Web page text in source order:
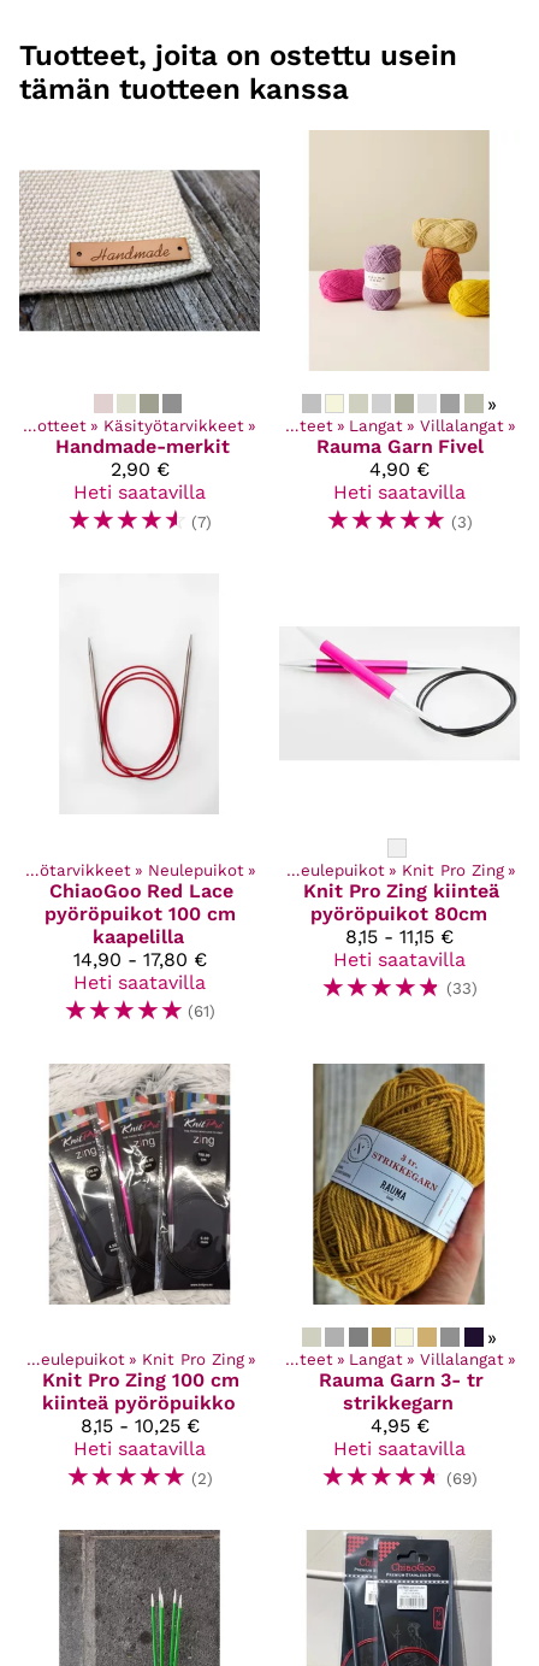
Tuotteet, joita on ostettu usein
tämän tuotteen kanssa
Kaikki tuotteet ‪» Käsityötarvikkeet ‪»
Handmade-merkit
2,90 €
Heti saatavilla
☆☆☆☆☆ (7)
»
Kaikki tuotteet ‪» Langat ‪» Villalangat ‪»
Rauma Garn Fivel
4,90 €
Heti saatavilla
☆☆☆☆☆ (3)
Käsityötarvikkeet ‪» Neulepuikot ‪»
ChiaoGoo Red Lace
pyöröpuikot 100 cm
kaapelilla
14,90 - 17,80 €
Heti saatavilla
☆☆☆☆☆ (61)
tuotteet ‪» Käsityötarvikkeet Neulepuikot ‪» Knit Pro Zing ‪»
Knit Pro Zing kiinteä
pyöröpuikot 80cm
8,15 - 11,15 €
Heti saatavilla
☆☆☆☆☆ (33)
Neulepuikot ‪» Knit Pro Zing ‪»
Knit Pro Zing 100 cm
kiinteä pyöröpuikko
8,15 - 10,25 €
Heti saatavilla
☆☆☆☆☆ (2)
»
Kaikki tuotteet ‪» Langat ‪» Villalangat ‪»
Rauma Garn 3- tr
strikkegarn
4,95 €
Heti saatavilla
☆☆☆☆☆ (69)